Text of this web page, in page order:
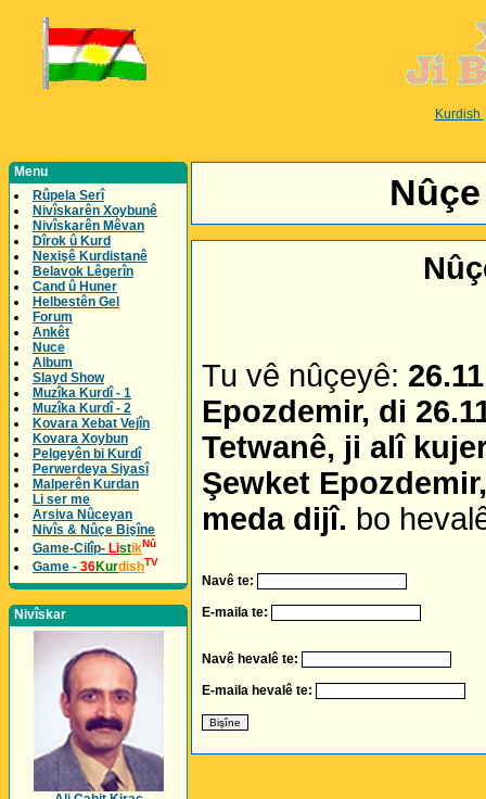
Kurdish
Menu
Rûpela Serî
Nivîskarên Xoybunê
Nivîskarên Mêvan
Dîrok û Kurd
Nexişê Kurdistanê
Belavok Lêgerîn
Cand û Huner
Helbestên Gel
Forum
Ankêt
Nuce
Album
Slayd Show
Muzîka Kurdî - 1
Muzîka Kurdî - 2
Kovara Xebat Vejîn
Kovara Xoybun
Pelgeyên bi Kurdî
Perwerdeya Siyasî
Malperên Kurdan
Li ser me
Arsiva Nûceyan
Nivîs & Nûçe Bişîne
Game-Cilîp- ListikNû
Game - 36KurdishTV
Nivîskar
Tu vê nûçeyê:
Epozdemir, di
Tetwanê, ji alî
Şewket
meda dijî. bo
Navê te:
E-maila te:
Navê hevalê te:
E-maila hevalê te: